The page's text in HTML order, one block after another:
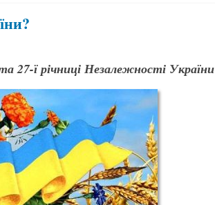
27-ї річниці Незалежності України